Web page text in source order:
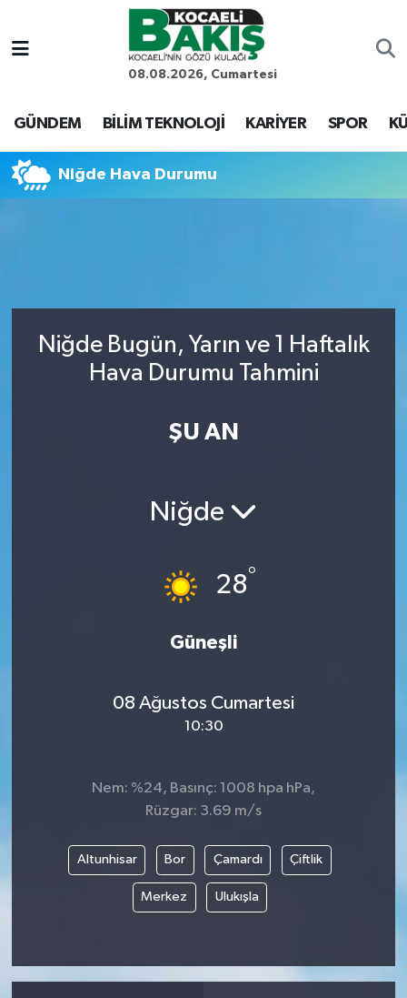
08.08.2026, Cumartesi
GÜNDEM BİLİM TEKNOLOJİ KARİYER SPOR
Niğde Hava Durumu
Niğde Bugün, Yarın ve 1 Haftalık
Hava Durumu Tahmini
ŞU AN
Niğde
28°
Güneşli
08 Ağustos Cumartesi
10:30
Nem: %24, Basınç: 1008 hpa hPa,
Rüzgar: 3.69 m/s
Altunhisar Bor Çamardı Çiftlik
Merkez Ulukışla
Kocaeli Nöbetçi Eczaneler
Kocaeli Hava Durumu
Haber Arşivi